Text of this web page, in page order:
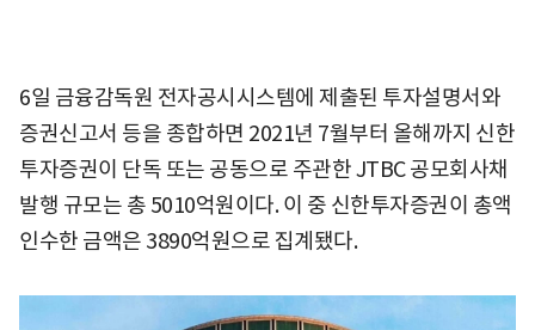
6일 금융감독원 전자공시시스템에 제출된 투자설명서와
증권신고서 등을 종합하면 2021년 7월부터 올해까지 신한
투자증권이 단독 또는 공동으로 주관한 JTBC 공모회사채
발행 규모는 총 5010억원이다. 이 중 신한투자증권이 총액
인수한 금액은 3890억원으로 집계됐다.